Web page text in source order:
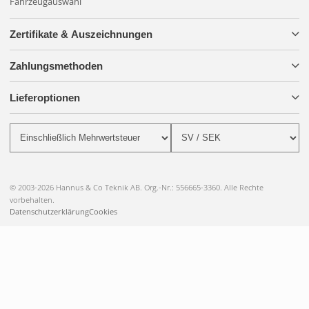
Zertifikate & Auszeichnungen
Zahlungsmethoden
Lieferoptionen
© 2003-2026 Hannus & Co Teknik AB. Org.-Nr.: 556665-3360. Alle Rechte
vorbehalten.
DatenschutzerklärungCookies